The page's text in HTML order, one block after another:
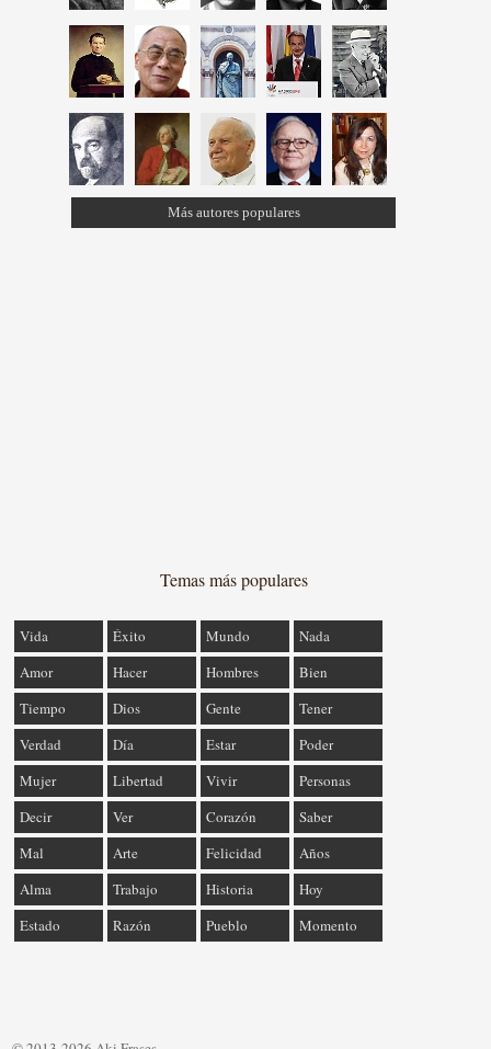
Más autores populares
Temas más populares
Vida Éxito Mundo
Nada
Amor
Hacer Hombres
Bien
Tiempo
Dios Gente
Tener
Verdad
Día Estar
Poder
Mujer
Libertad Vivir
Personas
Decir
Ver Corazón
Saber
Mal
Arte Felicidad
Años
Alma
Trabajo Historia
Hoy
Estado
Razón Pueblo Momento